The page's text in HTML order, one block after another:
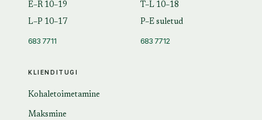
KLIENDITUGI
Kohaletoimetamine
Maksmine
E–R 10–19
L–P 10–17
683 7711
T–L 10–18
P–E suletud
683 7712